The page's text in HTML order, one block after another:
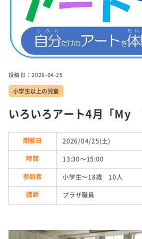
活動
ブロ
実施
事業
トピ
ック
施設
投稿日：2026-04-25
小学生以上の児童
いろいろアート4月「My
開催日
2026/04/25(土)
時間
13:30～15:00
参加者
小学生～18歳 10人
講師
プラザ職員